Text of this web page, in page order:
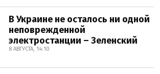
В Украине не осталось ни одной
неповрежденной
электростанции – Зеленский
8 АВГУСТА, 14:10